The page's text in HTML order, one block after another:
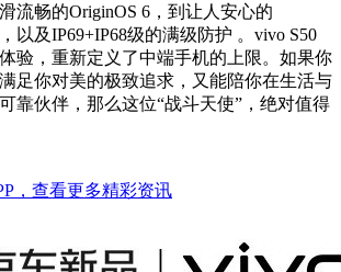
流畅的OriginOS 6，到让人安心的
以及IP69+IP68级的满级防护 。vivo S50
验，重新定义了中端手机的上限。如果你
足你对美的极致追求，又能陪你在生活与
靠伙伴，那么这位“战斗天使”，绝对值得
，查看更多精彩资讯